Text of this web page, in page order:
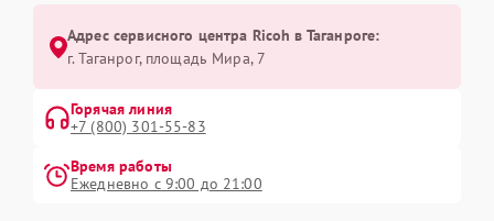
Адрес сервисного центра Ricoh в Таганроге:
г. Таганрог, площадь Мира, 7
Горячая линия
+7 (800) 301-55-83
Время работы
Ежедневно с 9:00 до 21:00